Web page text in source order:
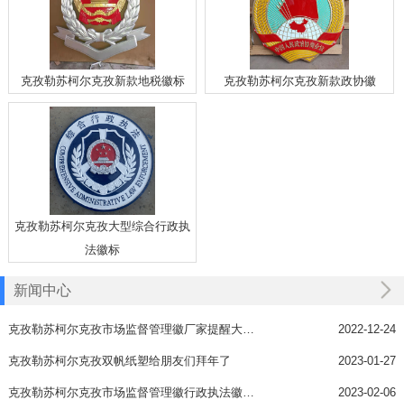
克孜勒苏柯尔克孜新款地税徽标 克孜勒苏柯尔克孜新款政协徽
克孜勒苏柯尔克孜大型综合行政执
法徽标
新闻中心
克孜勒苏柯尔克孜市场监督管理徽厂家提醒大家做好个人防护 2022-12-24
克孜勒苏柯尔克孜双帆纸塑给朋友们拜年了 2023-01-27
克孜勒苏柯尔克孜市场监督管理徽行政执法徽接受订做 2023-02-06